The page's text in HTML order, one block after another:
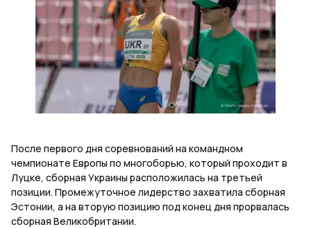
После первого дня соревнований на командном
чемпионате Европы по многоборью, который проходит в
Луцке, сборная Украины расположилась на третьей
позиции. Промежуточное лидерство захватила сборная
Эстонии, а на вторую позицию под конец дня прорвалась
сборная Великобритании.